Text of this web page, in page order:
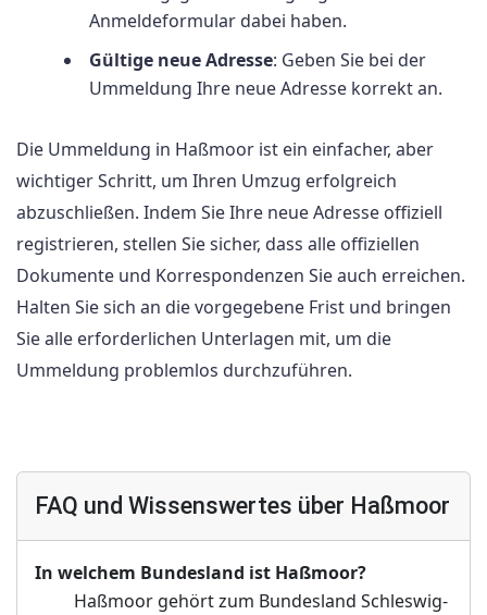
Anmeldeformular dabei haben.
Gültige neue Adresse: Geben Sie bei der
Ummeldung Ihre neue Adresse korrekt an.
Die Ummeldung in Haßmoor ist ein einfacher, aber
wichtiger Schritt, um Ihren Umzug erfolgreich
abzuschließen. Indem Sie Ihre neue Adresse offiziell
registrieren, stellen Sie sicher, dass alle offiziellen
Dokumente und Korrespondenzen Sie auch erreichen.
Halten Sie sich an die vorgegebene Frist und bringen
Sie alle erforderlichen Unterlagen mit, um die
Ummeldung problemlos durchzuführen.
FAQ und Wissenswertes über Haßmoor
In welchem Bundesland ist Haßmoor?
Haßmoor gehört zum Bundesland Schleswig-